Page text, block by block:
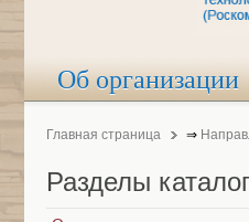
Об организации
Главная страница ⇒
Разделы